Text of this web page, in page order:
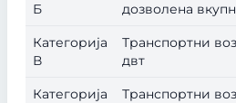
Б
дозволена
Категорија
В
Транспортни
двт
Категорија
Транспортни